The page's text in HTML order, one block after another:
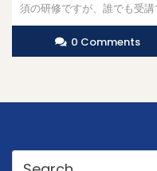
須の研修ですが、誰でも受
0 Comments
Search